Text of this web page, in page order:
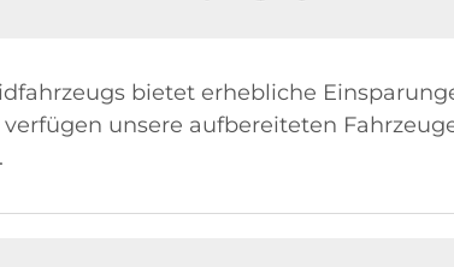
bietet erhebliche
unsere aufbereiteten